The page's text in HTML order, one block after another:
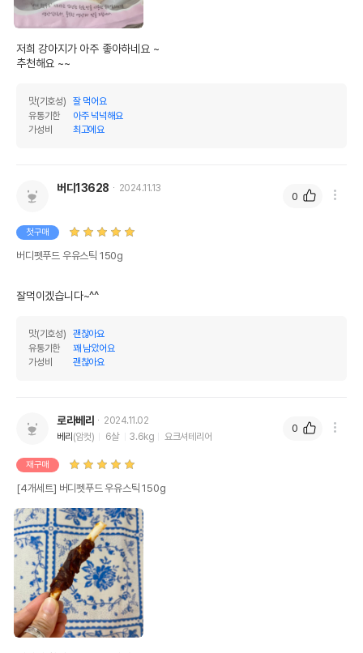
유통기한
저희 강아지가 아주 좋아하네요 ~
추천해요 ~~
맛(기호성)
잘 먹어요
유통기한
아주 넉넉해요
가성비
최고에요
버디13628 2024.11.13
첫구매
버디펫푸드 우유스틱 150g
잘먹이겠습니다~^^
맛(기호성)
괜찮아요
유통기한
꽤 남았어요
가성비
괜찮아요
0
로라베리
2024.11.02
베리 (암컷) 6살 3.6kg 요크셔테리어
재구매
[4개세트] 버디펫푸드 우유스틱 150g
0